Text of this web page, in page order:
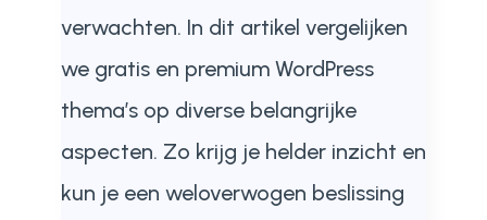
verwachten. In dit artikel vergelijken
we gratis en premium WordPress
thema’s op diverse belangrijke
aspecten. Zo krijg je helder inzicht en
kun je een weloverwogen beslissing